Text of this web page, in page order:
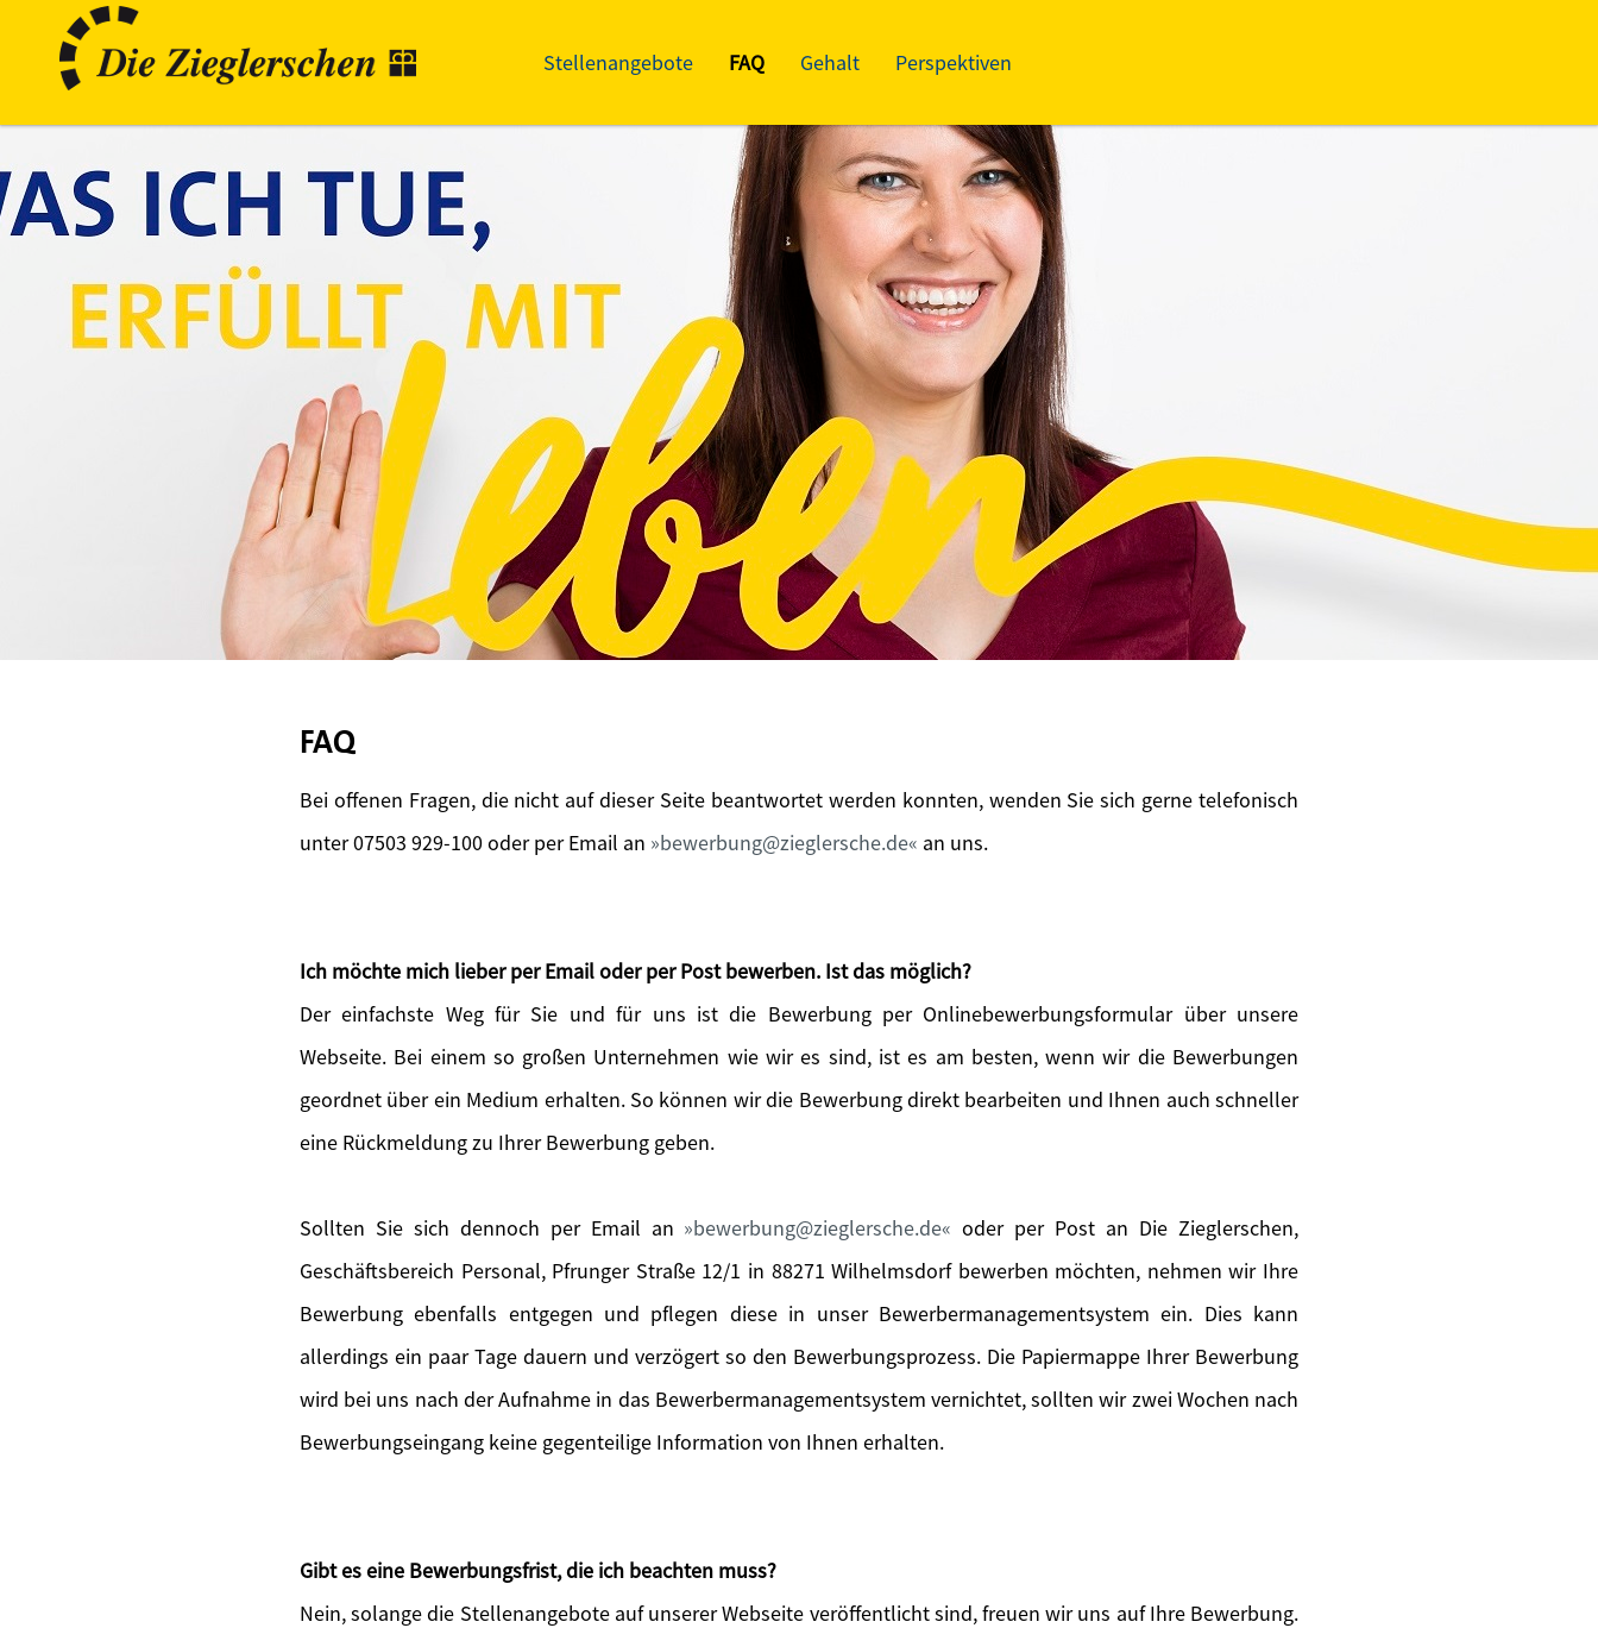
Stellenangebote FAQ Gehalt Perspektiven
FAQ
Bei offenen Fragen, die nicht auf dieser Seite beantwortet werden konnten, wenden Sie sich gerne telefonisch
unter 07503 929-100 oder per Email an
bewerbung@zieglersche.de an uns.
Ich möchte mich lieber per Email oder per Post bewerben. Ist das möglich?
Der einfachste Weg für Sie und für uns ist die Bewerbung per Onlinebewerbungsformular über unsere
Webseite. Bei einem so großen Unternehmen wie wir es sind, ist es am besten, wenn wir die Bewerbungen
geordnet über ein Medium erhalten. So können wir die Bewerbung direkt bearbeiten und Ihnen auch schneller
eine Rückmeldung zu Ihrer Bewerbung geben.
Sollten Sie sich dennoch per Email an bewerbung@zieglersche.de
oder per Post an Die Zieglerschen,
Geschäftsbereich Personal, Pfrunger Straße 12/1 in 88271 Wilhelmsdorf bewerben möchten, nehmen wir Ihre
Bewerbung ebenfalls entgegen und pflegen diese in unser Bewerbermanagementsystem ein. Dies kann
allerdings ein paar Tage dauern und verzögert so den Bewerbungsprozess. Die Papiermappe Ihrer Bewerbung
wird bei uns nach der Aufnahme in das Bewerbermanagementsystem vernichtet, sollten wir zwei Wochen nach
Bewerbungseingang keine gegenteilige Information von Ihnen erhalten.
Gibt es eine Bewerbungsfrist, die ich beachten muss?
Nein, solange die Stellenangebote auf unserer Webseite veröffentlicht sind, freuen wir uns auf Ihre Bewerbung.